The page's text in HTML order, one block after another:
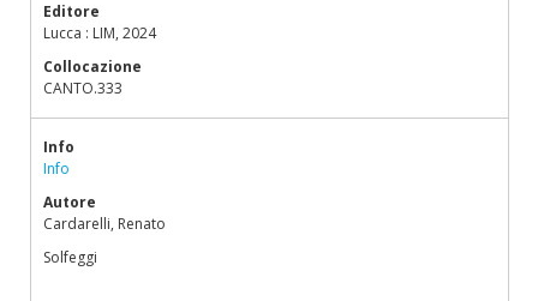
Editore
Lucca : LIM, 2024
Collocazione
CANTO.333
Info
Info
Autore
Cardarelli, Renato
Solfeggi